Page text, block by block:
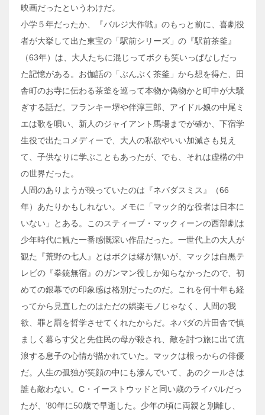
映画だったというわけだ。
小学５年だったか、『バルジ大作戦』のもっと前に、喜劇役
者が大挙して出た東宝の「駅前シリーズ」の『駅前茶釜』
（63年）は、大人たちに混じってボクも笑いっぱなしだっ
た記憶がある。お伽話の「ぶんぶく茶釜」から想を得た、田
舎町のお寺に伝わる茶釜を巡って本物か偽物かと町中が大騒
ぎする話だ。フランキー堺や伴淳三郎、アイドル娘の中尾ミ
エは歌を唄い、新人のジャイアント馬場までが確か、下宿学
生役で出たコメディーで、大人の私欲やいい加減さも見え
て、子供なりに学ぶこともあったが、でも、それは虚構の中
の世界だった。
人間のありようが映っていたのは『ネバダスミス』（66
年）あたりかもしれない。メモに「マック的な役者は日本に
いない」とある。このスティーブ・マックィーンの西部劇は
少年時代に観た一番感慨深い作品だった。一世代上の大人が
観た『荒野の七人』とはボクは縁が無いが、マックは白黒テ
レビの『拳銃無宿』のガンマン役しか知らなかったので、初
めての銀幕での印象感は格別だったのだ。これを何十年も経
ってから見直したのはただの娯楽モノじゃなく、人間の我
欲、罪と罰を哲学させてくれたからだ。ネバダの片田舎で慎
ましく暮らす父と先住民の母が殺され、敵を討つ旅に出て流
浪する息子の心情が描かれていた。マックは根っからの俳優
だ。人生の孤独が笑顔の中にも滲んでいて、あのクールさは
誰も敵わない。C・イーストウッドと同い歳のライバルだっ
たが、‘80年に50歳で早逝した。少年の頃に両親と別離し、